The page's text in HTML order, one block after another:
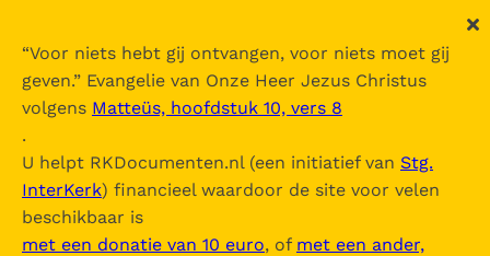
“Voor niets hebt gij ontvangen, voor niets moet gij
geven.” Evangelie van Onze Heer Jezus Christus
volgens Matteüs, hoofdstuk 10, vers 8
.
U helpt RKDocumenten.nl (een initiatief van Stg.
InterKerk) financieel waardoor de site voor velen
beschikbaar is
met een donatie van 10 euro, of met een ander,
De Bijbel
Inhoudsopgave
uitklappen